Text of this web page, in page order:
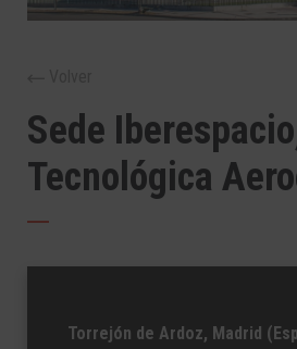
Sede
Tecnológica
Torrejón de Ardoz, Madrid